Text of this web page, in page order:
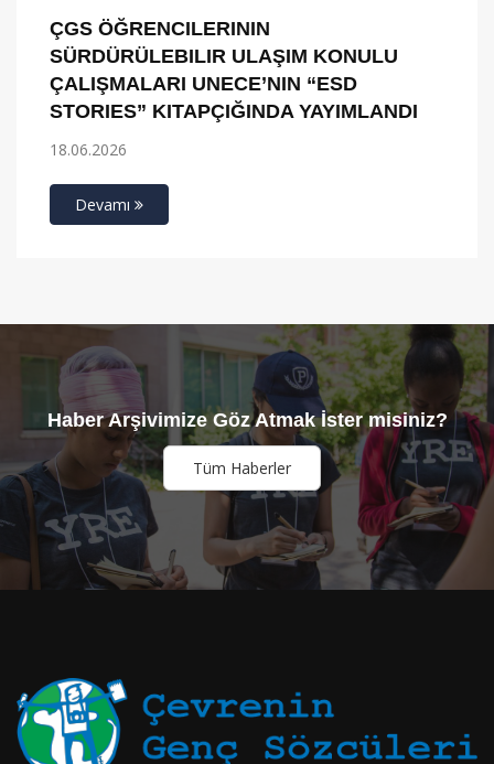
ÇGS ÖĞRENCILERININ
SÜRDÜRÜLEBILIR ULAŞIM KONULU
ÇALIŞMALARI UNECE’NIN “ESD
STORIES” KITAPÇIĞINDA YAYIMLANDI
18.06.2026
Devamı
Haber Arşivimize Göz Atmak İster misiniz?
Tüm Haberler